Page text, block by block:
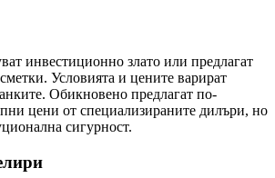
инвестиционно злато или предлагат
Условията и цените варират
Обикновено предлагат по-
цени от специализираните дилъри, но
сигурност.